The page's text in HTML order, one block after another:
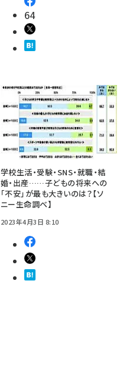
64
学校生活・受験・SNS・就職・結
婚・出産……子どもの将来への
「不安」が最も大きいのは？【ソ
ニー生命調べ】
2023年4月3日 8:10